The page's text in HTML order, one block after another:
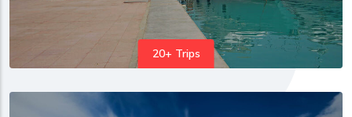
20+ Trips